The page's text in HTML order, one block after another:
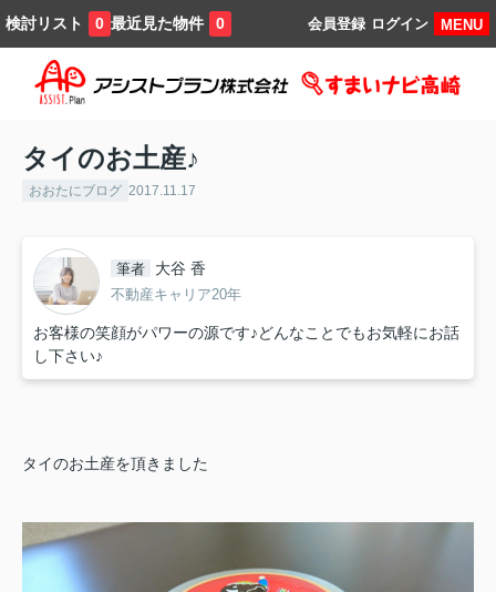
検討リスト 0 最近見た物件 0 MENU
ログイン
会員登録
タイのお土産♪
おおたにブログ 2017.11.17
筆者 大谷 香
不動産キャリア20年
お客様の笑顔がパワーの源です♪どんなことでもお気軽にお話
し下さい♪
タイのお土産を頂きました